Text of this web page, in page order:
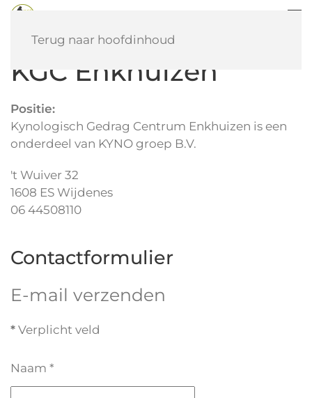
Terug naar hoofdinhoud
KGC Enkhuizen
Positie:
Kynologisch Gedrag Centrum Enkhuizen is een
onderdeel van KYNO groep B.V.
Adres:
't Wuiver 32
1608 ES Wijdenes
Mobiel:
06 44508110
Contactformulier
E-mail verzenden
* Verplicht veld
Naam *